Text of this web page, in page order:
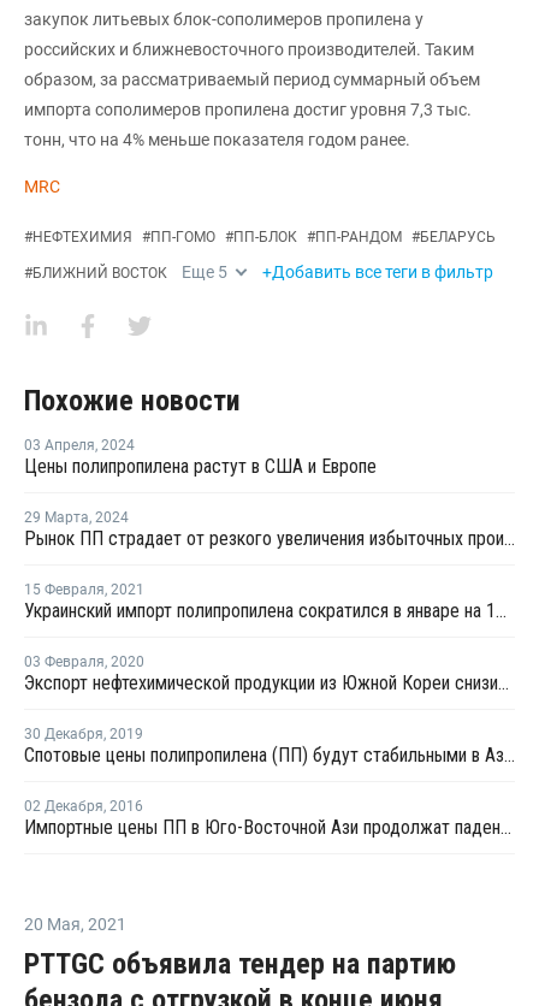
закупок литьевых блок-сополимеров пропилена у
российских и ближневосточного производителей. Таким
образом, за рассматриваемый период суммарный объем
импорта сополимеров пропилена достиг уровня 7,3 тыс.
тонн, что на 4% меньше показателя годом ранее.
MRC
#НЕФТЕХИМИЯ #ПП-ГОМО #ПП-БЛОК #ПП-РАНДОМ #БЕЛАРУСЬ
#БЛИЖНИЙ ВОСТОК Еще 5 +Добавить все теги в фильтр
Похожие новости
03 Апреля, 2024
Цены полипропилена растут в США и Европе
29 Марта, 2024
Рынок ПП страдает от резкого увеличения избыточных производственных мощностей
15 Февраля, 2021
Украинский импорт полипропилена сократился в январе на 11%
03 Февраля, 2020
Экспорт нефтехимической продукции из Южной Кореи снизился в январе на 6,1%, а импорт - на 5,3%
30 Декабря, 2019
Cпотовые цены полипропилена (ПП) будут стабильными в Азии в начале следующего года
02 Декабря, 2016
Импортные цены ПП в Юго-Восточной Ази продолжат падение на фоне вялого спроса
20 Мая, 2021
PTTGC объявила тендер на партию